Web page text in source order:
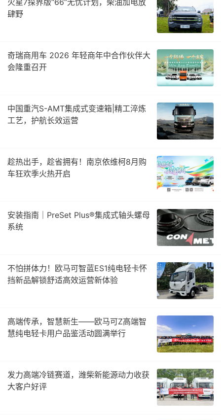
肆野
奇瑞商用车 2026 年轻商年中合作伙伴大
会隆重召开
中国重汽S-AMT集成式变速箱|精工淬炼
工艺，护航长效运营
趁热出手，趁省拥有！南京依维柯8月购
车狂欢季火热开启
安装指南｜PreSet Plus®集成式轴头螺母
系统
不怕拼体力！欧马可智蓝ES1纯电轻卡怀
挡新品解锁舒适高效运营新体验
高端传承，智慧新生——欧马可Z高端智
慧纯电轻卡用户品鉴活动圆满举行
发力高端冷链赛道，潍柴新能源动力收获
大客户好评